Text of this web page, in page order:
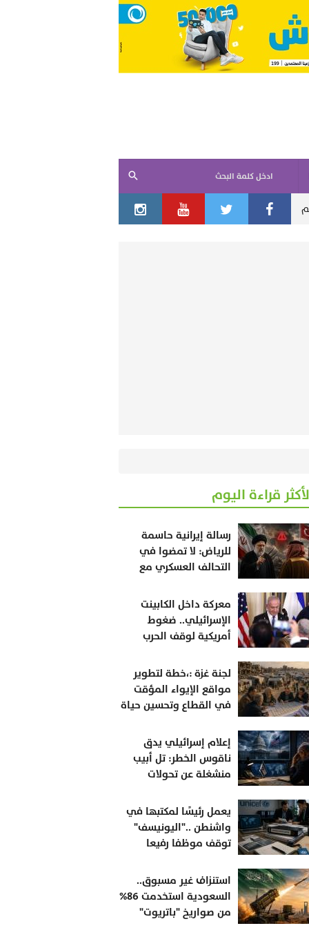
ادخل كلمة البحث
مصادر أمريكية: ترامب يرفض الخيار البري.. والجيش يبحث عن بدائل
قراءة اليوم
رسالة إيرانية حاسمة
للرياض: لا تمضوا في
التحالف العسكري مع
معركة داخل الكابينت
الإسرائيلي.. ضغوط
أمريكية لوقف الحرب
لجنة غزة :،خطة لتطوير
مواقع الإيواء المؤقت
في القطاع وتحسين حياة
إعلام إسرائيلي يدق
ناقوس الخطر: تل أبيب
منشغلة عن تحولات
المعادلة
يعمل رئيسًا لمكتبها في
واشنطن .."اليونيسف"
توقف موظفا رفيعا
إسرائيل
استنزاف غير مسبوق..
السعودية استخدمت 86%
من صواريخ "باتريوت"